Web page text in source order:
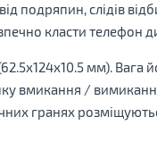
слідів
класти телефон
мм). Вага
вмикання /
гранях